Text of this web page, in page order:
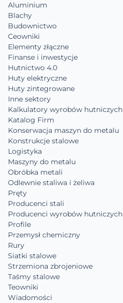
Aluminium
Blachy
Budownictwo
Ceowniki
Elementy złączne
Finanse i inwestycje
Hutnictwo 4.0
Huty elektryczne
Huty zintegrowane
Inne sektory
Kalkulatory wyrobów hutniczych
Katalog Firm
Konserwacja maszyn do metalu
Konstrukcje stalowe
Logistyka
Maszyny do metalu
Obróbka metali
Odlewnie staliwa i żeliwa
Pręty
Producenci stali
Producenci wyrobów hutniczych
Profile
Przemysł chemiczny
Rury
Siatki stalowe
Strzemiona zbrojeniowe
Taśmy stalowe
Teowniki
Wiadomości